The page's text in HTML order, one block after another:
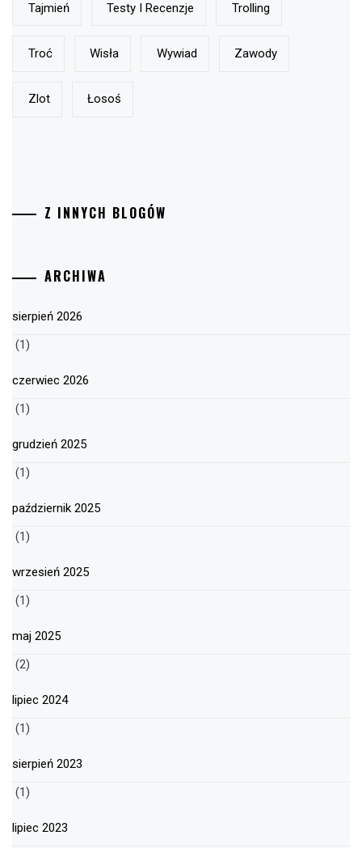
Tajmień Testy I Recenzje Trolling
Troć Wisła Wywiad Zawody
Zlot Łosoś
Z INNYCH BLOGÓW
ARCHIWA
sierpień 2026
(1)
czerwiec 2026
(1)
grudzień 2025
(1)
październik 2025
(1)
wrzesień 2025
(1)
maj 2025
(2)
lipiec 2024
(1)
sierpień 2023
(1)
lipiec 2023